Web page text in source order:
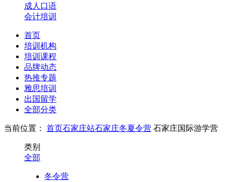
成人口语
会计培训
首页
培训机构
培训课程
品牌动态
热推专题
雅思培训
出国留学
全部分类
当前位置： 首页石家庄站石家庄冬夏令营 石家庄国际游学营
类别
全部
冬令营